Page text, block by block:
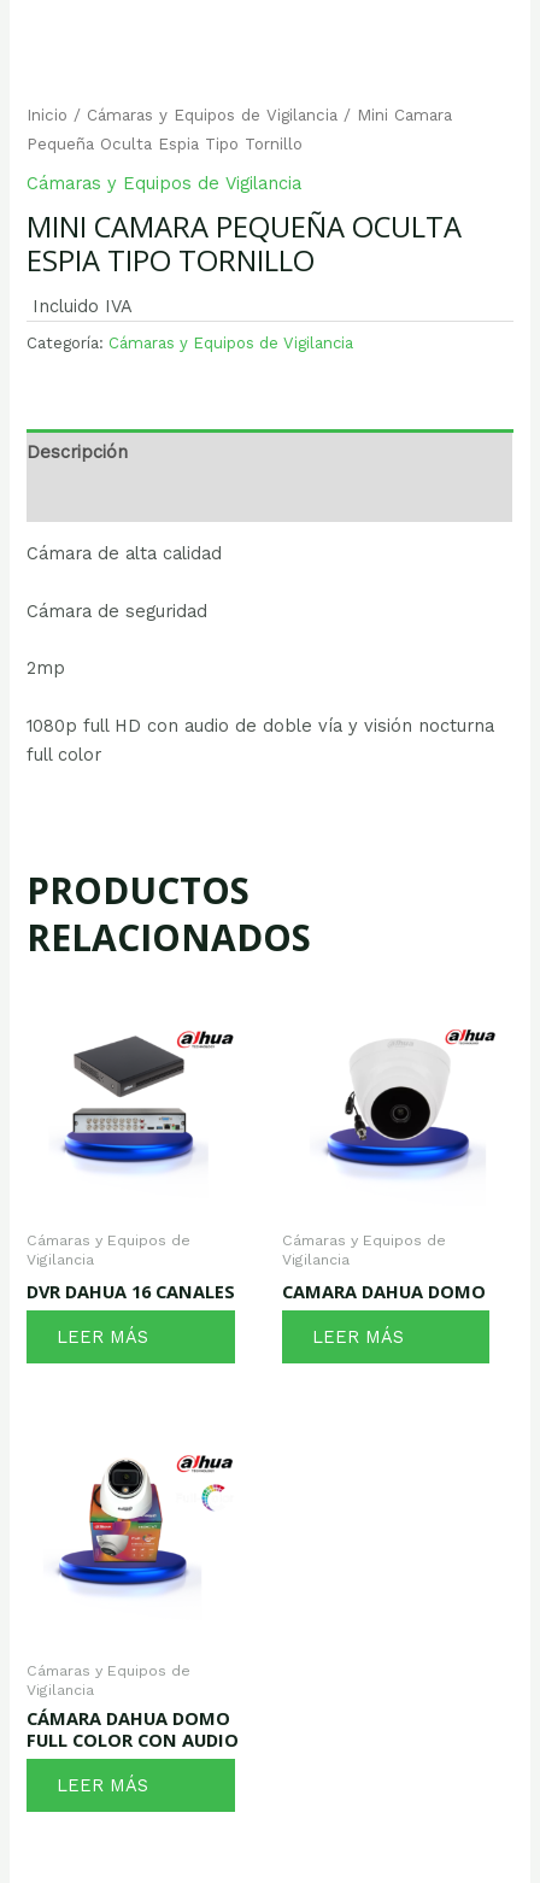
Inicio / Cámaras y Equipos de Vigilancia / Mini Camara
Pequeña Oculta Espia Tipo Tornillo
Cámaras y Equipos de Vigilancia
MINI CAMARA PEQUEÑA OCULTA
ESPIA TIPO TORNILLO
Incluido IVA
Categoría: Cámaras y Equipos de Vigilancia
Descripción
Cámara de alta calidad
Cámara de seguridad
2mp
1080p full HD con audio de doble vía y visión nocturna
full color
PRODUCTOS
RELACIONADOS
Cámaras y Equipos de
Vigilancia
DVR DAHUA 16 CANALES
LEER MÁS
Cámaras y Equipos de
Vigilancia
CAMARA DAHUA DOMO
LEER MÁS
Cámaras y Equipos de
Vigilancia
CÁMARA DAHUA DOMO
FULL COLOR CON AUDIO
LEER MÁS